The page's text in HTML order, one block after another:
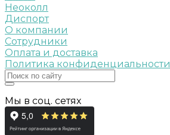
Неоколл
Диспорт
О компании
Сотрудники
Оплата и доставка
Политика конфиденциальности
Мы в соц. сетях